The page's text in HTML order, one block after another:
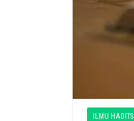
ILMU HADITS